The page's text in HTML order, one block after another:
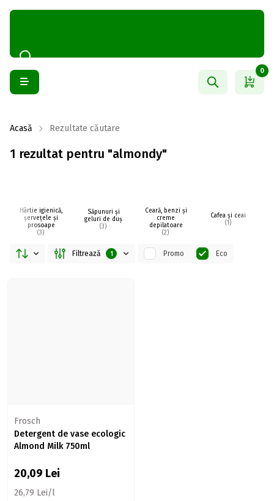
0
Acasă Rezultate căutare
1 rezultat pentru "almondy"
Hârtie igienică,
șervețele și
prosoape
(3)
Săpunuri și
geluri de duș
(3)
Ceară, benzi și
creme
depilatoare
(2)
Cafea și ceai
(1)
Filtrează 1 Promo Eco
Frosch
Detergent de vase ecologic
Almond Milk 750ml
20,09 Lei
26,79 Lei/l